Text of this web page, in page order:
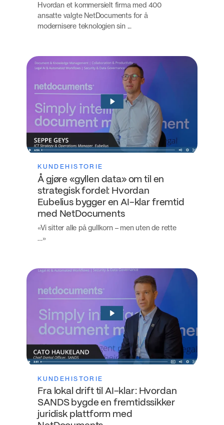
Hvordan et kommersielt firma med 400
ansatte valgte NetDocuments for å
modernisere teknologien sin ...
KUNDEHISTORIE
Å gjøre «gyllen data» om til en
strategisk fordel: Hvordan
Eubelius bygger en AI-klar fremtid
med NetDocuments
«Vi sitter alle på gullkorn – men uten de rette
…»
KUNDEHISTORIE
Fra lokal drift til AI-klar: Hvordan
SANDS bygde en fremtidssikker
juridisk plattform med